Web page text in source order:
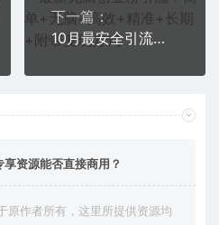
下一篇：
10月最安全引流创业粉技术，利用他人的好奇心，全网引流精准“求带粉”，不封号、不废号，有操作就有流量，单人单日引流500+创业粉
资源能否直接商用？
原作者所有，这里所提供资源均